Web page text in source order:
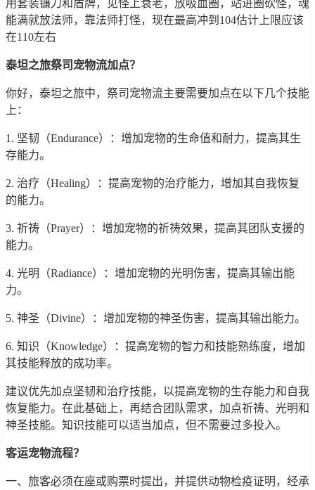
用套装镰刀和盾牌，见怪上衰老，放吸血圈，站进圈砍怪，魂
能满就放法师，靠法师打怪，现在最高冲到104估计上限应该
在110左右
泰坦之旅祭司宠物流加点？
你好，泰坦之旅中，祭司宠物流主要需要加点在以下几个技能
上：
1. 坚韧（Endurance）：增加宠物的生命值和耐力，提高其生
存能力。
2. 治疗（Healing）：提高宠物的治疗能力，增加其自我恢复
的能力。
3. 祈祷（Prayer）：增加宠物的祈祷效果，提高其团队支援的
能力。
4. 光明（Radiance）：增加宠物的光明伤害，提高其输出能
力。
5. 神圣（Divine）：增加宠物的神圣伤害，提高其输出能力。
6. 知识（Knowledge）：提高宠物的智力和技能熟练度，增加
其技能释放的成功率。
建议优先加点坚韧和治疗技能，以提高宠物的生存能力和自我
恢复能力。在此基础上，再结合团队需求，加点祈祷、光明和
神圣技能。知识技能可以适当加点，但不需要过多投入。
客运宠物流程？
一、旅客必须在座或购票时提出，并提供动物检疫证明，经承